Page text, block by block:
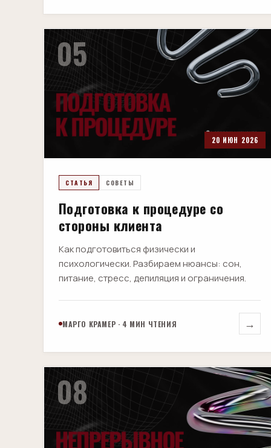
05
20 ИЮН 2026
СТАТЬЯ СОВЕТЫ
Подготовка к процедуре со
стороны клиента
Как подготовиться физически и
психологически. Разбираем нюансы: сон,
питание, стресс, депиляция и ограничения.
МАРГО КРАМЕР · 4 МИН ЧТЕНИЯ →
08